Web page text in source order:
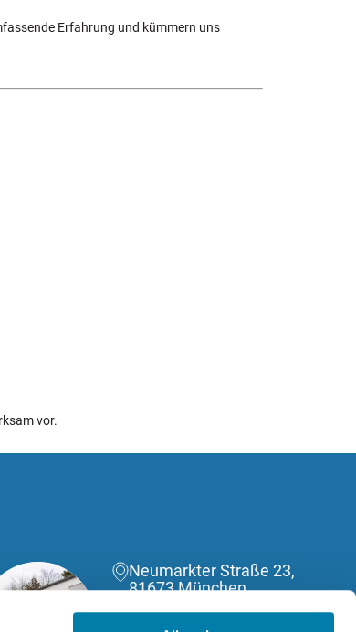
Erfahrung und kümmern uns
vor.
Neumarkter Straße 23,
81673 München